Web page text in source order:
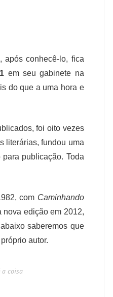
após conhecê-lo, fica
em seu gabinete na
do que a uma hora e
foi oito vezes
literárias, fundou uma
publicação. Toda
com Caminhando
nova edição em 2012,
saberemos que
autor.
a coisa